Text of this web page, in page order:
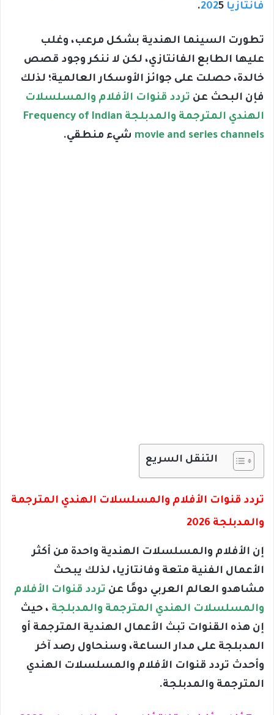
فانتازيا 202 5.
تطورت السينما الهندية بشكل مرعب، وغلب
عليها الطابع الفانتازي، لكن لا ننكر وجود قصص
خالدة، حصلت على جوائز الأوسكار العالمية؛ لذلك
فإن البحث عن تردد قنوات الأفلام والمسلسلات
الهندي المترجمة والمدبلجة Frequency of Indian
movie and series channels شيء منطقي.
التنقل السريع
تردد قنوات الأفلام والمسلسلات الهندي المترجمة
والمدبلجة 2026
إن الأفلام والمسلسلات الهندية واحدة من أكثر
الأعمال الفنية متعة وفانتازيا، لذلك يبحث
مشاهدو العالم العربي دومًا عن تردد قنوات الأفلام
والمسلسلات الهندي المترجمة والمدبلجة ، حيث
إن هذه القنوات تبث الأعمال الهندية المترجمة أو
المدبلجة على مدار الساعة، وسنحاول رصد آخر
وأحدث تردد قنوات الأفلام والمسلسلات الهندي
المترجمة والمدبلجة.